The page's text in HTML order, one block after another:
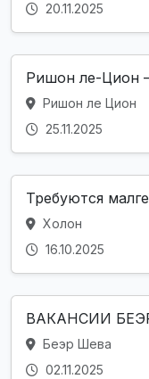
20.11.2025
Ришон ле-Цион
Ришон ле Цион
25.11.2025
Требуются
Холон
16.10.2025
ВАКАНСИИ
Беэр Шева
02.11.2025